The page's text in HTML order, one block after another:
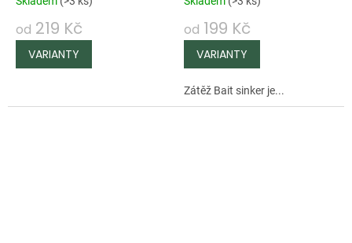
od 219 Kč od 199 Kč
Zátěž Bait sinker je...